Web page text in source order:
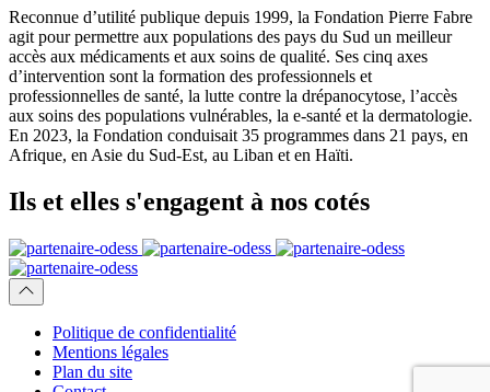
Reconnue d’utilité publique depuis 1999, la Fondation Pierre Fabre
agit pour permettre aux populations des pays du Sud un meilleur
accès aux médicaments et aux soins de qualité. Ses cinq axes
d’intervention sont la formation des professionnels et
professionnelles de santé, la lutte contre la drépanocytose, l’accès
aux soins des populations vulnérables, la e-santé et la dermatologie.
En 2023, la Fondation conduisait 35 programmes dans 21 pays, en
Afrique, en Asie du Sud-Est, au Liban et en Haïti.
Ils et elles s'engagent à nos cotés
Politique de confidentialité
Mentions légales
Plan du site